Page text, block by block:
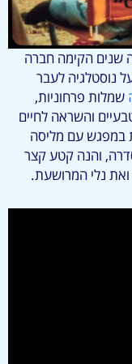
שנים הקימה חברה
נוסטלגיה לעבר
שמלות פרחוניות,
והשראה לחיים
במפגש עם מליסה
והנה קטע קצר
נלי המרושעת.